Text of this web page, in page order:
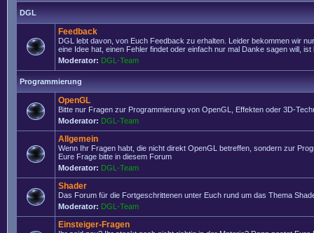
DGL
Feedback
DGL lebt davon, von Euch Feedback zu erhalten. Leider bekommen wir
eine Idee hat, einen Fehler findet oder einfach nur mal Danke sagen will, ist
Moderator: DGL-Team
Programmierung
OpenGL
Bitte nur Fragen zur Programmierung von OpenGL, Effekten oder 3D-
Moderator: DGL-Team
Allgemein
Wenn Ihr Fragen habt, die nicht direkt OpenGL betreffen, sondern zur
Eure Frage bitte in diesem Forum
Moderator: DGL-Team
Shader
Das Forum für die Fortgeschrittenen unter Euch rund um das Thema
Moderator: DGL-Team
Einsteiger-Fragen